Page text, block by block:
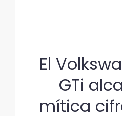
El
GTi
mítica